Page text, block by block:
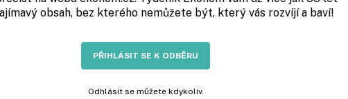
obsah, bez kterého nemůžete být, který vás rozvíjí a baví!
PŘIHLÁSIT SE K ODBĚRU
Odhlásit se můžete kdykoliv.